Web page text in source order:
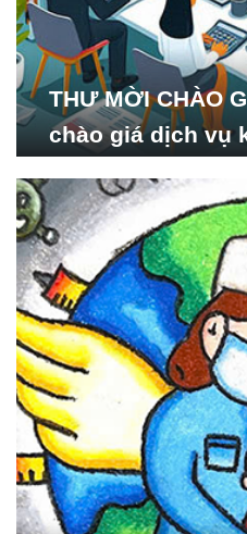
THƯ MỜI CHÀO
chào giá dịch vụ
Nghiên cứu Phát
hội_ISDS)